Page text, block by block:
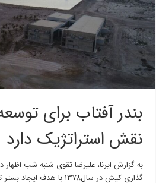
بندر آفتاب برای
نقش استراتژیک دارد
به گزارش ایرنا، علیرضا تقوی شنبه شب
گذاری کیش در سال۱۳۷۸ با